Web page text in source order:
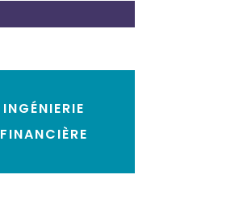
INGÉNIERIE
FINANCIÈRE